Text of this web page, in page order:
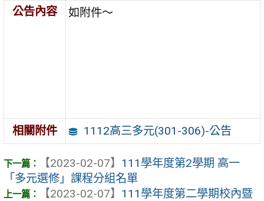
公告內容
如附件～
相關附件 1112高三多元(301-306)-公告
【2023-02-07】 111學年度第2學期 高一
「多元選修」課程分組名單
【2023-02-07】 111學年度第二學期校內暨